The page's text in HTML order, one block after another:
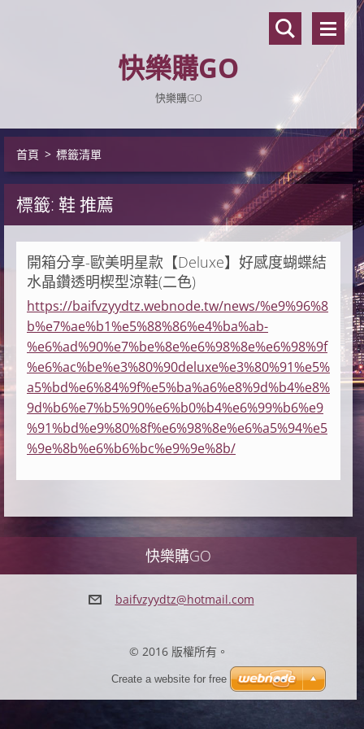
快樂購GO
快樂購GO
首頁 > 標籤清單
標籤: 鞋 推薦
開箱分享-歐美明星款【Deluxe】好感度蝴蝶結
水晶鑽透明楔型涼鞋(二色)
https://baifvzyydtz.webnode.tw/news/%e9%96%8
b%e7%ae%b1%e5%88%86%e4%ba%ab-
%e6%ad%90%e7%be%8e%e6%98%8e%e6%98%9f
%e6%ac%be%e3%80%90deluxe%e3%80%91%e5%
a5%bd%e6%84%9f%e5%ba%a6%e8%9d%b4%e8%
9d%b6%e7%b5%90%e6%b0%b4%e6%99%b6%e9
%91%bd%e9%80%8f%e6%98%8e%e6%a5%94%e5
%9e%8b%e6%b6%bc%e9%9e%8b/
快樂購GO
baifvzyydtz@hotmail.com
© 2016 版權所有。
Create a website for free